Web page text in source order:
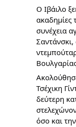
Ο Ιβάιλο
ακαδημίες
συνέχεια
Τσέχικη
δεύτερη
όσο και